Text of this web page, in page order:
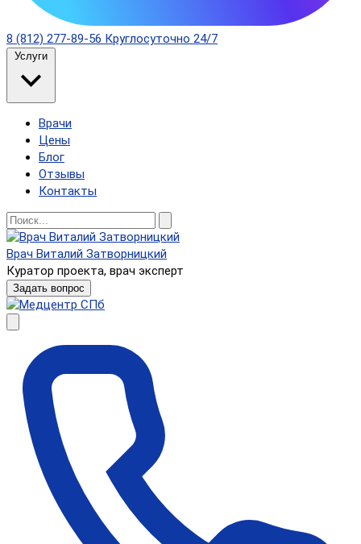
8 (812) 277-89-56 Круглосуточно 24/7
Услуги
Врачи
Цены
Блог
Отзывы
Контакты
Врач Виталий Затворницкий
Куратор проекта, врач эксперт
Задать вопрос